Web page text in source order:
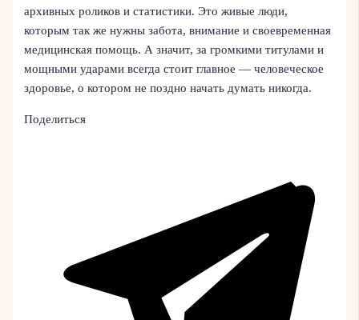
архивных роликов и статистики. Это живые люди,
которым так же нужны забота, внимание и своевременная
медицинская помощь. А значит, за громкими титулами и
мощными ударами всегда стоит главное — человеческое
здоровье, о котором не поздно начать думать никогда.
Поделиться